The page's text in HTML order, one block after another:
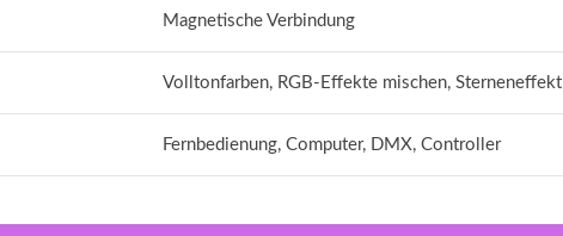
Magnetische Verbindung
Volltonfarben, RGB-Effekte mischen, Sterneneffekt
Fernbedienung, Computer, DMX, Controller